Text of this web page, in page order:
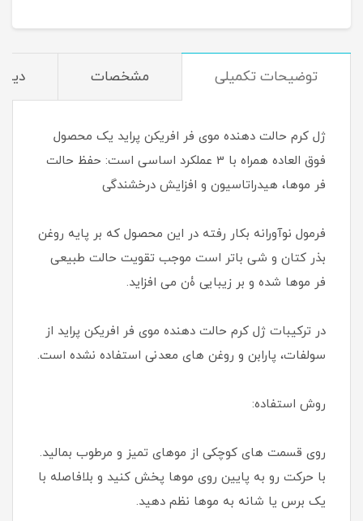
توضیحات تکمیلی مشخصات
ژل کرم حالت دهنده موی فر افریکن پراید یک محصول
فوق العاده همراه با 3 عملکرد اساسی است: حفظ حالت
فر موها، هیدراتاسیون و افزایش درخشندگی
فرمول نوآورانه بکار رفته در این محصول که بر پایه روغن
بذر کتان و شی باتر است موجب تقویت حالت طبیعی
فر موها شده و بر زیبایی ۀن می افزاید.
در ترکیبات ژل کرم حالت دهنده موی فر افریکن پراید از
سولفات، پارابن و روغن های معدنی استفاده نشده است.
روش استفاده:
روی قسمت های کوچکی از موهای تمیز و مرطوب بمالید.
با حرکت رو به پایین روی موها پخش کنید و بلافاصله با
یک برس یا شانه به موها نظم دهید.